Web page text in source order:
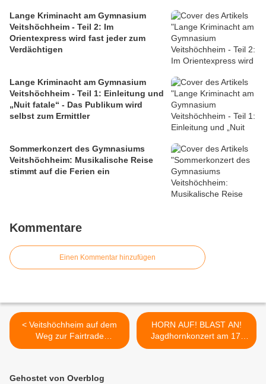
Lange Kriminacht am Gymnasium
Veitshöchheim - Teil 2: Im
Orientexpress wird fast jeder zum
Verdächtigen
Lange Kriminacht am Gymnasium
Veitshöchheim - Teil 1: Einleitung und
„Nuit fatale“ - Das Publikum wird
selbst zum Ermittler
Sommerkonzert des Gymnasiums
Veitshöchheim: Musikalische Reise
stimmt auf die Ferien ein
Kommentare
Einen Kommentar hinzufügen
< Veitshöchheim auf dem
Weg zur Fairtrade
Gemeinde? Örtliche
HORN AUF! BLAST AN!
Jagdhornkonzert am 17.
Juli 2016 im
Gehostet von Overblog